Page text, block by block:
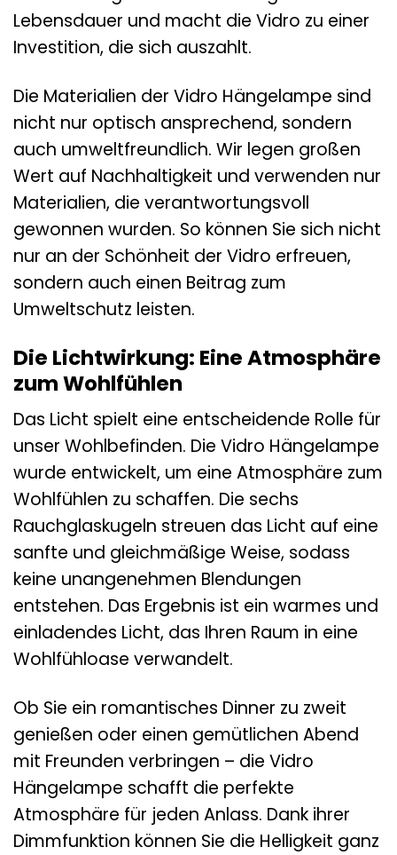
Lebensdauer und macht die Vidro zu einer
Investition, die sich auszahlt.
Die Materialien der Vidro Hängelampe sind
nicht nur optisch ansprechend, sondern
auch umweltfreundlich. Wir legen großen
Wert auf Nachhaltigkeit und verwenden nur
Materialien, die verantwortungsvoll
gewonnen wurden. So können Sie sich nicht
nur an der Schönheit der Vidro erfreuen,
sondern auch einen Beitrag zum
Umweltschutz leisten.
Die Lichtwirkung: Eine Atmosphäre
zum Wohlfühlen
Das Licht spielt eine entscheidende Rolle für
unser Wohlbefinden. Die Vidro Hängelampe
wurde entwickelt, um eine Atmosphäre zum
Wohlfühlen zu schaffen. Die sechs
Rauchglaskugeln streuen das Licht auf eine
sanfte und gleichmäßige Weise, sodass
keine unangenehmen Blendungen
entstehen. Das Ergebnis ist ein warmes und
einladendes Licht, das Ihren Raum in eine
Wohlfühloase verwandelt.
Ob Sie ein romantisches Dinner zu zweit
genießen oder einen gemütlichen Abend
mit Freunden verbringen – die Vidro
Hängelampe schafft die perfekte
Atmosphäre für jeden Anlass. Dank ihrer
Dimmfunktion können Sie die Helligkeit ganz